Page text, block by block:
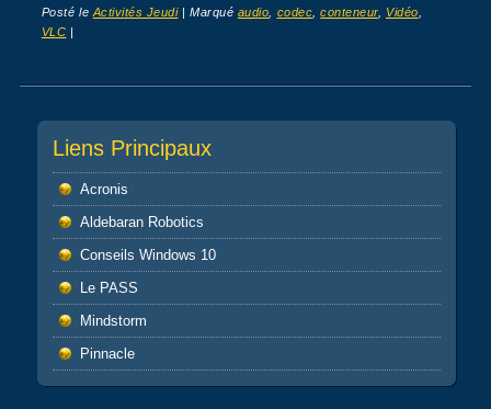
Posté le Activités Jeudi |Marqué audio codec ,conteneur, Vidéo
VLC |
Post navigation
Liens Principaux
Acronis
Aldebaran Robotics
Conseils Windows 10
Le PASS
Mindstorm
Pinnacle